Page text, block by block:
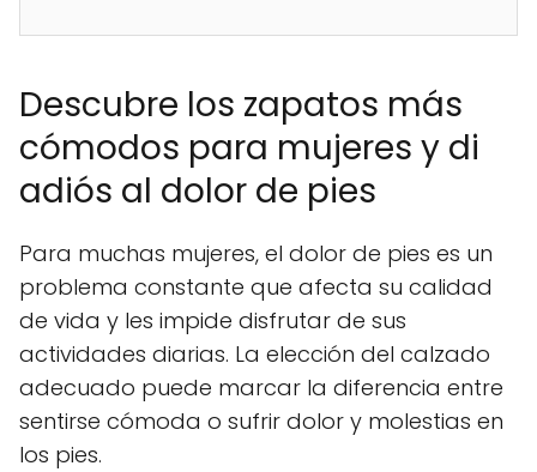
Descubre los zapatos más
cómodos para mujeres y di
adiós al dolor de pies
Para muchas mujeres, el dolor de pies es un
problema constante que afecta su calidad
de vida y les impide disfrutar de sus
actividades diarias. La elección del calzado
adecuado puede marcar la diferencia entre
sentirse cómoda o sufrir dolor y molestias en
los pies.